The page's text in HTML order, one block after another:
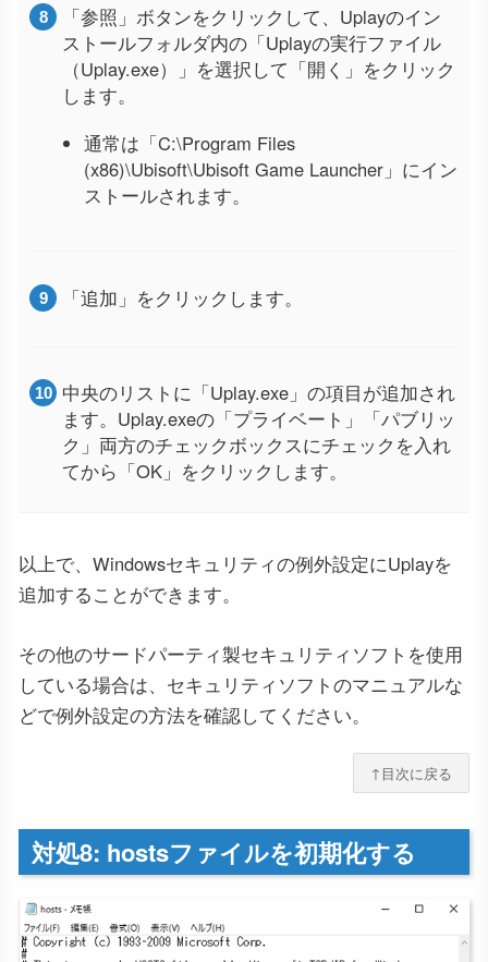
「参照」ボタンをクリックして、Uplayのイン
ストールフォルダ内の「Uplayの実行ファイル
（Uplay.exe）」を選択して「開く」をクリック
します。
通常は「C:\Program Files
(x86)\Ubisoft\Ubisoft Game Launcher」にイン
ストールされます。
「追加」をクリックします。
中央のリストに「Uplay.exe」の項目が追加され
ます。Uplay.exeの「プライベート」「パブリッ
ク」両方のチェックボックスにチェックを入れ
てから「OK」をクリックします。
以上で、Windowsセキュリティの例外設定にUplayを
追加することができます。
その他のサードパーティ製セキュリティソフトを使用
している場合は、セキュリティソフトのマニュアルな
どで例外設定の方法を確認してください。
↑目次に戻る
対処8: hostsファイルを初期化する